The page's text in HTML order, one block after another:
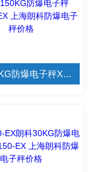
朗科150KG防爆电子秤XK3150-EX 上海朗科防爆电子秤价格